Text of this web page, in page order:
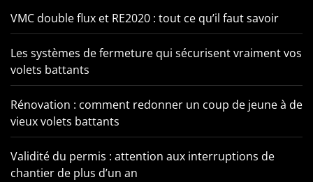
VMC double flux et RE2020 : tout ce qu’il faut savoir
Les systèmes de fermeture qui sécurisent vraiment vos
volets battants
Rénovation : comment redonner un coup de jeune à de
vieux volets battants
Validité du permis : attention aux interruptions de
chantier de plus d’un an